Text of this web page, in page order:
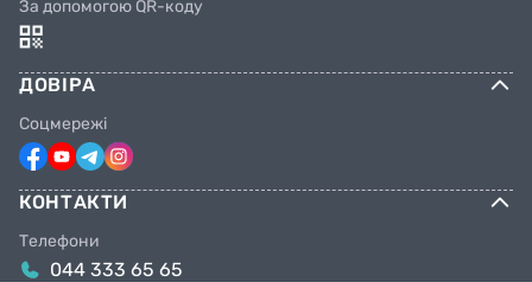
За допомогою QR-коду
ДОВІРА
Соцмережі
КОНТАКТИ
Телефони
044 333 65 65